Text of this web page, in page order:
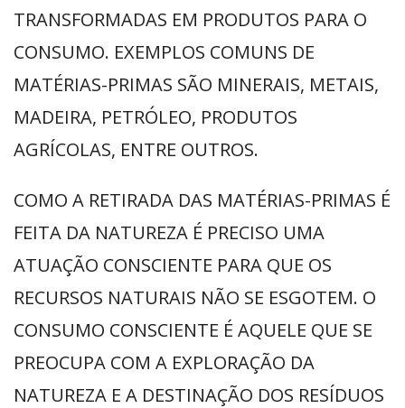
TRANSFORMADAS EM PRODUTOS PARA O
CONSUMO. EXEMPLOS COMUNS DE
MATÉRIAS-PRIMAS SÃO MINERAIS, METAIS,
MADEIRA, PETRÓLEO, PRODUTOS
AGRÍCOLAS, ENTRE OUTROS.
COMO A RETIRADA DAS MATÉRIAS-PRIMAS É
FEITA DA NATUREZA É PRECISO UMA
ATUAÇÃO CONSCIENTE PARA QUE OS
RECURSOS NATURAIS NÃO SE ESGOTEM. O
CONSUMO CONSCIENTE É AQUELE QUE SE
PREOCUPA COM A EXPLORAÇÃO DA
NATUREZA E A DESTINAÇÃO DOS RESÍDUOS